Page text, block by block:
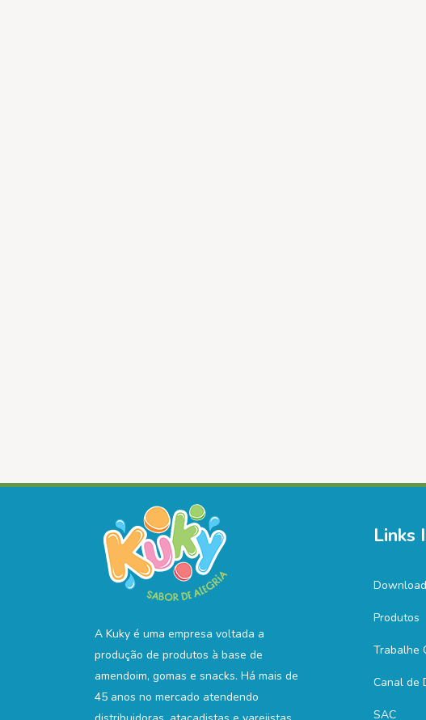
A Kuky é uma empresa voltada a
produção de produtos à base de
amendoim, gomas e snacks. Há mais de
45 anos no mercado atendendo
Links
Produtos
Trabalhe
Canal de
SAC